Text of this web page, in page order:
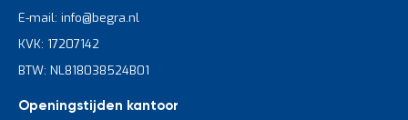
E-mail: info@begra.nl
KVK: 17207142
BTW: NL818038524B01
Openingstijden kantoor